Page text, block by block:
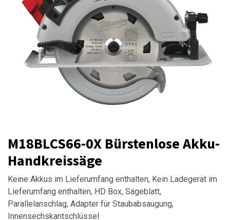
M18BLCS66-0X Bürstenlose Akku-
Handkreissäge
Keine Akkus im Lieferumfang enthalten, Kein Ladegerät im
Lieferumfang enthalten, HD Box, Sägeblatt,
Parallelanschlag, Adapter für Staubabsaugung,
Innensechskantschlüssel